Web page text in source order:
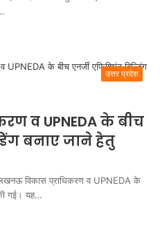
उत्तर प्रदेश
व UPNEDA के बीच
बनाए जाने हेतु
विकास प्राधिकरण व UPNEDA के
की गई। यह…